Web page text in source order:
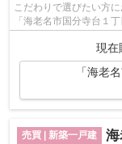
こだわりで選びたい方
「海老名市国分寺台１
老名支店があります。
現在
「海老
売買 | 新築一戸建